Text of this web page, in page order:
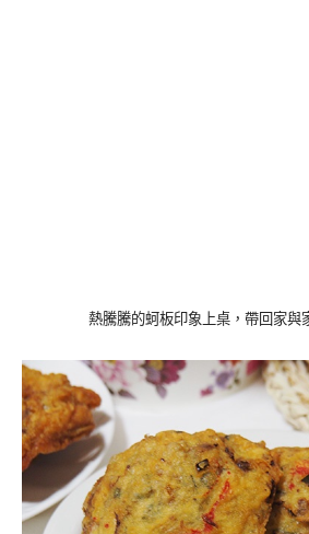
熱騰騰的蚵板印象上桌，帶回家與